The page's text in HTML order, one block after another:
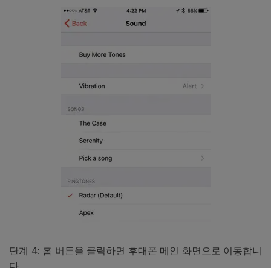
단계 4: 홈 버튼을 클릭하면 후대폰 메인 화면으로 이동합니